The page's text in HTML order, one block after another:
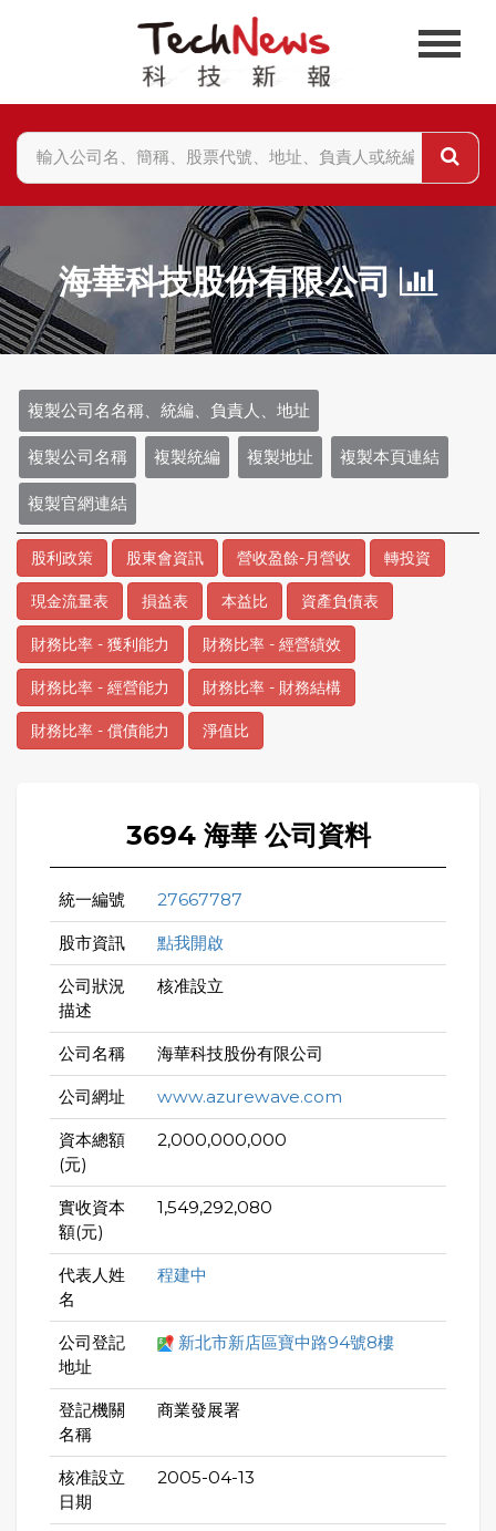
海華科技股份有限公司
複製公司名名稱、統編、負責人、地址
複製公司名稱 複製統編 複製地址 複製本頁連結
複製官網連結
股利政策 股東會資訊 營收盈餘-月營收 轉投資
現金流量表 損益表 本益比 資產負債表
財務比率 - 獲利能力 財務比率 - 經營績效
財務比率 - 經營能力 財務比率 - 財務結構
財務比率 - 償債能力 淨值比
3694 海華 公司資料
統一編號 27667787
股市資訊 點我開啟
公司狀況
描述
核准設立
公司名稱 海華科技股份有限公司
公司網址 www.azurewave.com
資本總額
(元)
2,000,000,000
實收資本
額(元)
1,549,292,080
代表人姓
名
程建中
公司登記
地址
新北市新店區寶中路94號8樓
登記機關
名稱
商業發展署
核准設立
日期
2005-04-13